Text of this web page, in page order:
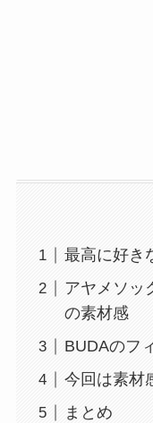
最高に好き
アヤメソッ
の素材感
BUDAのフ
今回は素材
まとめ